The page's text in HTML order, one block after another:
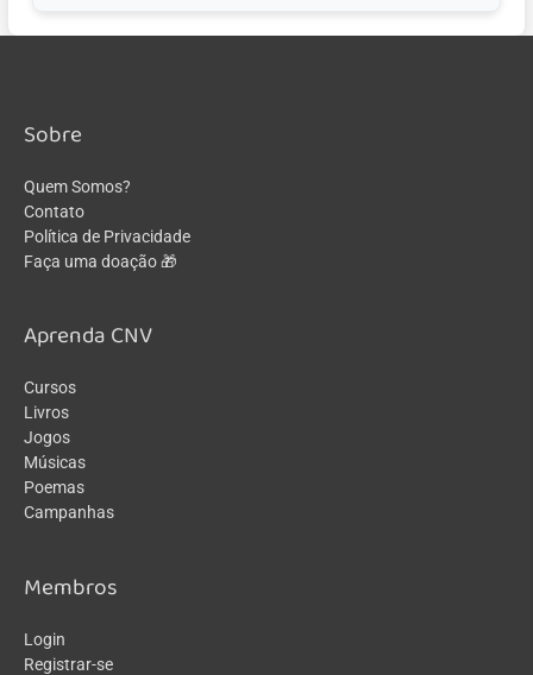
Sobre
Quem Somos?
Contato
Política de Privacidade
Faça uma doação 🎁
Aprenda CNV
Cursos
Livros
Jogos
Músicas
Poemas
Campanhas
Membros
Login
Registrar-se